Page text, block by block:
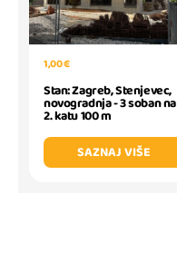
1,00 €
Stan: Zagreb, Stenjevec,
novogradnja - 3 soban na
2. katu 100 m
SAZNAJ VIŠE